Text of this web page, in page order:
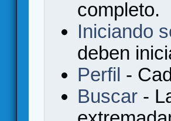
completo.
Iniciando
deben
Perfil -
Buscar -